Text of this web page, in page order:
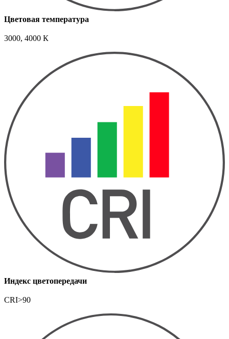
Цветовая температура
3000, 4000 К
Индекс цветопередачи
CRI>90